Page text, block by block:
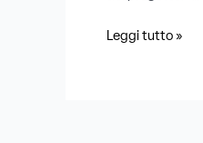
Leggi tutto »